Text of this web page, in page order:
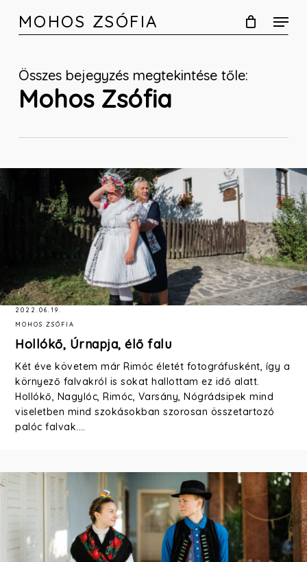
MOHOS ZSÓFIA
Összes bejegyzés megtekintése tőle:
Mohos Zsófia
2022.06.19.
MOHOS ZSÓFIA
Hollókő, Úrnapja, élő falu
Két éve követem már Rimóc életét fotográfusként, így a
környező falvakról is sokat hallottam ez idő alatt.
Hollókő, Nagylóc, Rimóc, Varsány, Nógrádsipek mind
viseletben mind szokásokban szorosan összetartozó
palóc falvak.…